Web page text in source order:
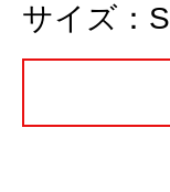
サイズ： S